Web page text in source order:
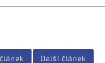
Další článek